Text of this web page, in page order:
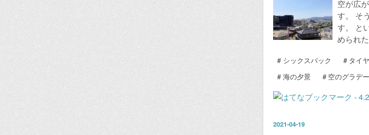
空が広
す。 そ
す。 と
められ
# シックスパック # タイ
# 海の夕景 # 空のグラデ
2021-04-19